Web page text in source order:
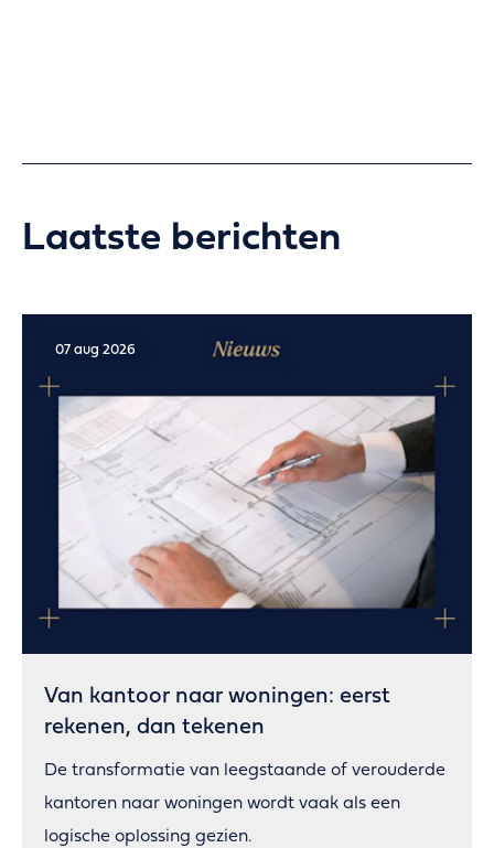
Laatste berichten
07 aug 2026
Van kantoor naar woningen: eerst
rekenen, dan tekenen
De transformatie van leegstaande of verouderde
kantoren naar woningen wordt vaak als een
logische oplossing gezien.